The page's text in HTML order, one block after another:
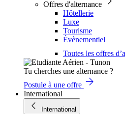
Offres d'alternance
Hôtellerie
Luxe
Tourisme
Évènementiel
Toutes les offres
Tu cherches une alternance ?
Postule à une offre
International
International